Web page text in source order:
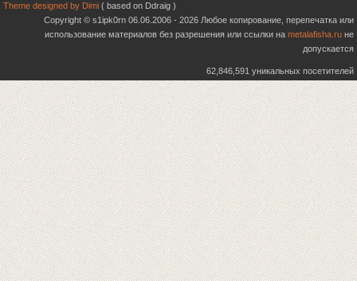
Theme designed by Dimi ( based on Ddraig )
Copyright © s1ipk0rn 06.06.2006 - 2026 Любое копирование, перепечатка или
использование материалов без разрешения или ссылки на metalafisha.ru не
допускается
62,846,591 уникальных посетителей